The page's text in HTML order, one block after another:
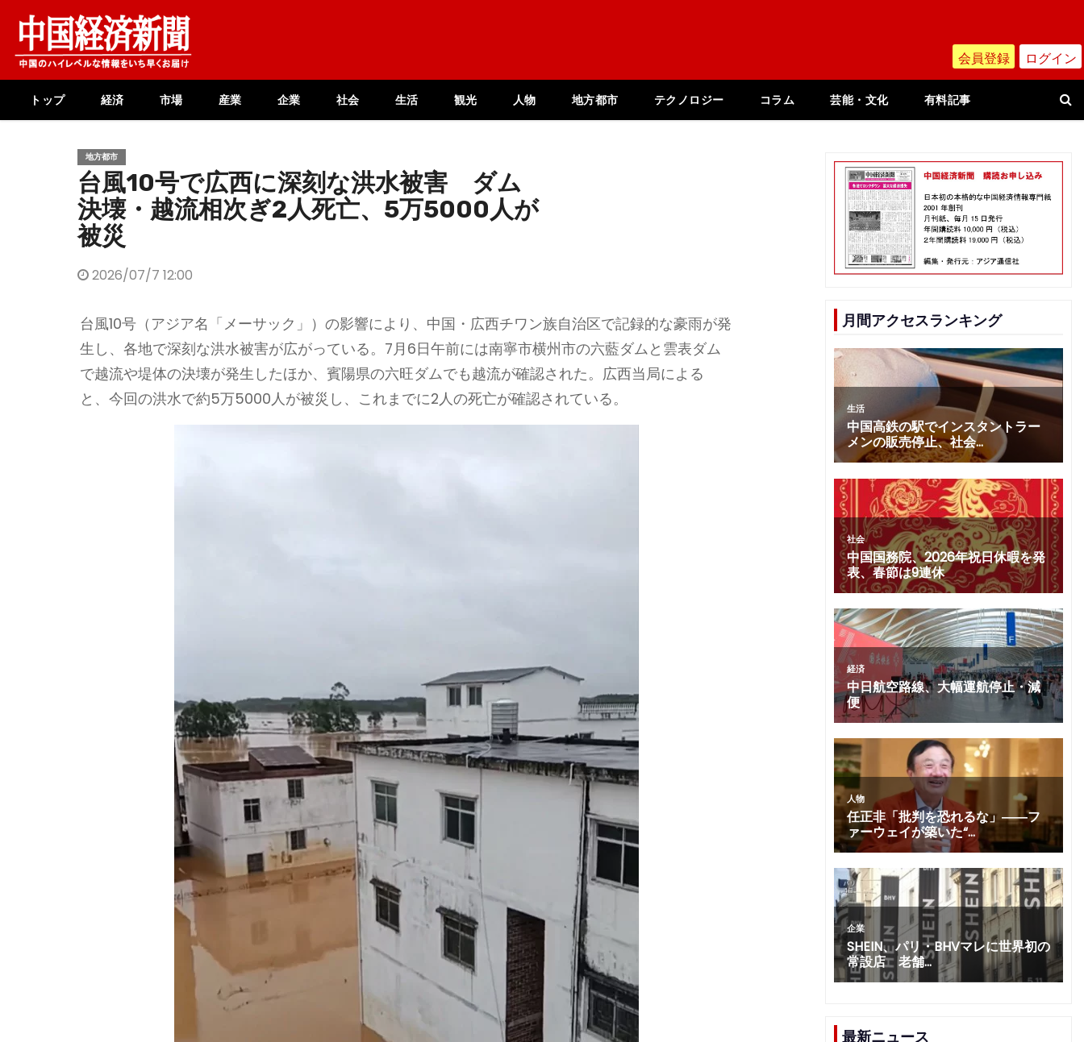
content
会員登録 ログイン
トップ 経済 市場 産業 企業 社会 生活 観光 人物 地方都市 テクノロジー コラム 芸能・文化 有料記事
地方都市
台風10号で広西に深刻な洪水被害 ダム
決壊・越流相次ぎ2人死亡、5万5000人が
被災
2026/07/7 12:00
台風10号（アジア名「メーサック」）の影響により、中国・広西チワン族自治区で記録的な豪雨が発
生し、各地で深刻な洪水被害が広がっている。7月6日午前には南寧市横州市の六藍ダムと雲表ダム
で越流や堤体の決壊が発生したほか、賓陽県の六旺ダムでも越流が確認された。広西当局による
と、今回の洪水で約5万5000人が被災し、これまでに2人の死亡が確認されている。
月間アクセスランキング
最新ニュース